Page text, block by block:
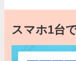
スマホ1台